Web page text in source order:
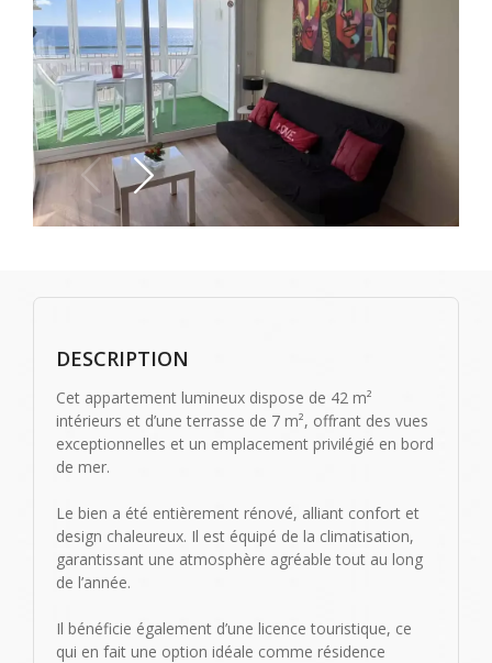
DESCRIPTION
Cet appartement lumineux dispose de 42 m²
intérieurs et d’une terrasse de 7 m², offrant des vues
exceptionnelles et un emplacement privilégié en bord
de mer.
Le bien a été entièrement rénové, alliant confort et
design chaleureux. Il est équipé de la climatisation,
garantissant une atmosphère agréable tout au long
de l’année.
Il bénéficie également d’une licence touristique, ce
qui en fait une option idéale comme résidence